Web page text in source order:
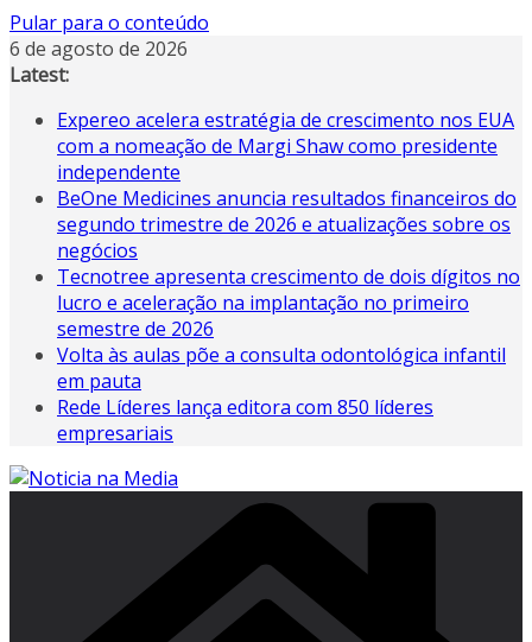
Pular para o conteúdo
6 de agosto de 2026
Latest:
Expereo acelera estratégia de crescimento nos EUA
com a nomeação de Margi Shaw como presidente
independente
BeOne Medicines anuncia resultados financeiros do
segundo trimestre de 2026 e atualizações sobre os
negócios
Tecnotree apresenta crescimento de dois dígitos no
lucro e aceleração na implantação no primeiro
semestre de 2026
Volta às aulas põe a consulta odontológica infantil
em pauta
Rede Líderes lança editora com 850 líderes
empresariais